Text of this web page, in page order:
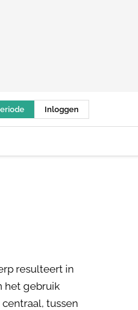
Inloggen
resulteert in
het gebruik
tussen